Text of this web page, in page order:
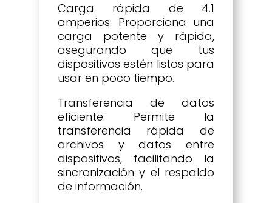
Carga rápida de 4.1
amperios: Proporciona una
carga potente y rápida,
asegurando que tus
dispositivos estén listos para
usar en poco tiempo.
Transferencia de datos
eficiente: Permite la
transferencia rápida de
archivos y datos entre
dispositivos, facilitando la
sincronización y el respaldo
de información.